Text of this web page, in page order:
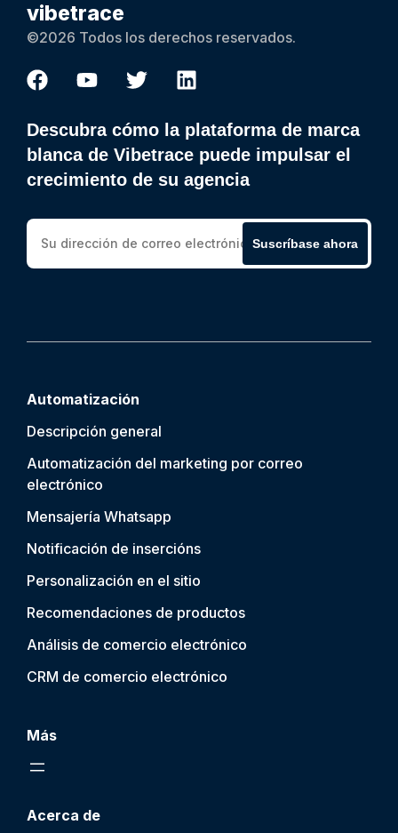
vibetrace
©2026 Todos los derechos reservados.
Descubra cómo la plataforma de marca
blanca de Vibetrace puede impulsar el
crecimiento de su agencia
Suscríbase ahora
Automatización
Descripción general
Automatización del marketing por correo
electrónico
Mensajería Whatsapp
Notificación de insercións
Personalización en el sitio
Recomendaciones de productos
Análisis de comercio electrónico
CRM de comercio electrónico
Más
Acerca de